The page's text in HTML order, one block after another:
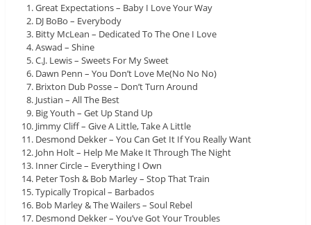
Great Expectations – Baby I Love Your Way
DJ BoBo – Everybody
Bitty McLean – Dedicated To The One I Love
Aswad – Shine
C.J. Lewis – Sweets For My Sweet
Dawn Penn – You Don’t Love Me(No No No)
Brixton Dub Posse – Don’t Turn Around
Justian – All The Best
Big Youth – Get Up Stand Up
Jimmy Cliff – Give A Little, Take A Little
Desmond Dekker – You Can Get It If You Really Want
John Holt – Help Me Make It Through The Night
Inner Circle – Everything I Own
Peter Tosh & Bob Marley – Stop That Train
Typically Tropical – Barbados
Bob Marley & The Wailers – Soul Rebel
Desmond Dekker – You’ve Got Your Troubles